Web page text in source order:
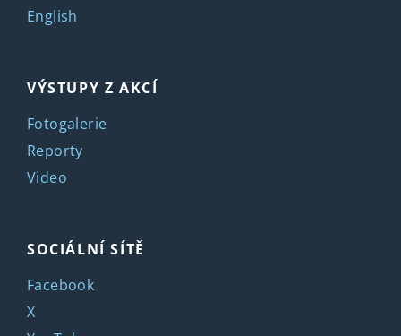
English
VÝSTUPY Z AKCÍ
Fotogalerie
Reporty
Video
SOCIÁLNÍ SÍTĚ
Facebook
X